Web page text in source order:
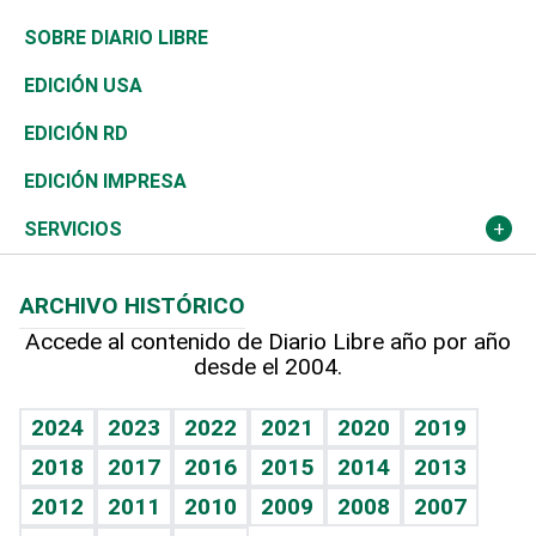
José Boquete
Reportajes
Asia
África
Ocenanía
Caribe
Resto del mundo
Consumo
Vivienda
Telecom.
Global y variable
Economía personal
Belleza
Buena Vida
Sociales
Novedades
Podcast Arte Libre
Hablando con el pediatra
Vida y familia
Eñe
Celebrando la vida
Golf
Ciclismo
Tenis
Olimpismo
Más deportes
Línea de hit
TBT Deportivo
De buena tinta
En Directo
El Espía
Noticiero Poteleche
Columnistas
Más firmas
Clima
Tecnología
Historia
Martes de tecnología
Cambio climático
Mundo
Economía
Revista
Deportes
Opinión
Hecho en casa
Guía del dinero
SOBRE DIARIO LIBRE
EDICIÓN USA
EDICIÓN RD
EDICIÓN IMPRESA
SERVICIOS
Cumpleaños
Horóscopos
Crucigramas
ARCHIVO HISTÓRICO
Accede al contenido de Diario Libre año por año
desde el 2004.
2024 2023 2022 2021 2020
2019
2018
2017 2016 2015 2014
2013
2012
2011 2010 2009 2008
2007